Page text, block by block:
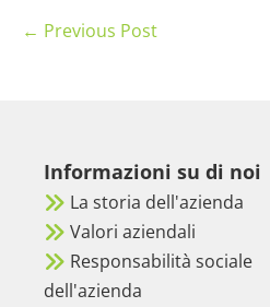
Navigazione
← Previous Post
Informazioni su di noi
La storia dell'azienda
Valori aziendali
Responsabilità sociale
dell'azienda